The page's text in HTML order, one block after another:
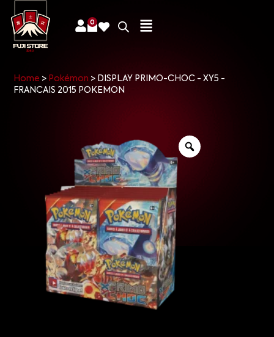
0
Home > Pokémon > DISPLAY PRIMO-CHOC - XY5 -
FRANCAIS 2015 POKEMON